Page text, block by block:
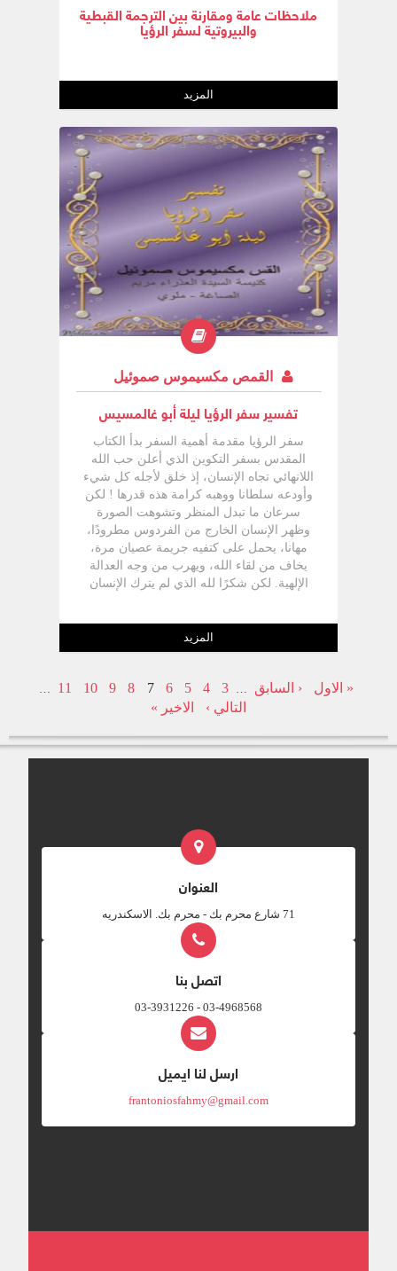
ملاحظات عامة ومقارنة بين الترجمة القبطية
والبيروتية لسفر الرؤيا
المزيد
القمص مكسيموس صموئيل
تفسير سفر الرؤيا ليلة أبو غالمسيس
سفر الرؤيا مقدمة أهمية السفر بدأ الكتاب
المقدس بسفر التكوين الذي أعلن حب الله
اللانهائي تجاه الإنسان، إذ خلق لأجله كل شيء
وأودعه سلطانا ووهبه كرامة هذه قدرها ! لكن
سرعان ما تبدل المنظر وتشوهت الصورة
وظهر الإنسان الخارج من الفردوس مطرودًا،
مهانا، يحمل على كتفيه جريمة عصيان مرة،
يخاف من لقاء الله، ويهرب من وجه العدالة
الإلهية. لكن شكرًا لله الذي لم يترك الإنسان
بابًا في السماء مفتوحًا، وفردوسًا أبديًا ينتظر
البشرية، وأحضانا إلهية تركض مسرعة تجاه
سماويًا من أجل الإنسان يا له من سفر مبهج
ولذيذ، يليق بكل مؤمن أن يمسك به ويحفظه
ونهارًا ، فهو سفر الرجاء، سفر النصرة، سفر
التسبيح، سفر السماء!
المزيد
« الاول ‹ السابق 3
4
5
6
7
8
9
10
11
التالي › الاخير »
العنوان
‎71 شارع محرم بك - محرم بك. الاسكندريه
اتصل بنا
03-4968568 - 03-3931226
ارسل لنا ايميل
frantoniosfahmy@gmail.com